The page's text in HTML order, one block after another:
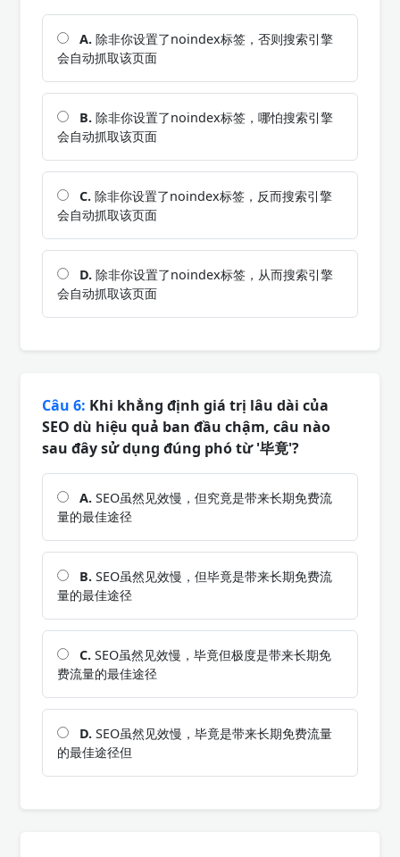
A. 除非你设置了noindex标签，否则搜索引擎
会自动抓取该页面
B. 除非你设置了noindex标签，哪怕搜索引擎
会自动抓取该页面
C. 除非你设置了noindex标签，反而搜索引擎
会自动抓取该页面
D. 除非你设置了noindex标签，从而搜索引擎
会自动抓取该页面
Câu 6: Khi khẳng định giá trị lâu dài của
SEO dù hiệu quả ban đầu chậm, câu nào
sau đây sử dụng đúng phó từ '毕竟'?
A. SEO虽然见效慢，但究竟是带来长期免费流
量的最佳途径
B. SEO虽然见效慢，但毕竟是带来长期免费流
量的最佳途径
C. SEO虽然见效慢，毕竟但极度是带来长期免
费流量的最佳途径
D. SEO虽然见效慢，毕竟是带来长期免费流量
的最佳途径但